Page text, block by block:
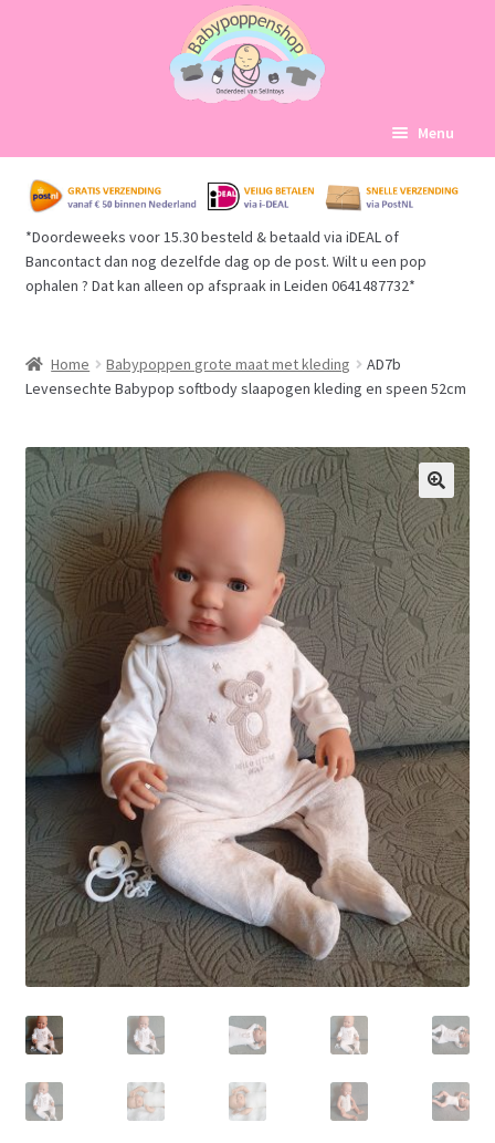
naar
navigatie
de
inhoud
Menu
Home
Babypoppen Afdelingen
Mijn account
Afrekenen
*Doordeweeks voor 15.30 besteld & betaald via iDEAL of
Bancontact dan nog dezelfde dag op de post. Wilt u een pop
ophalen ? Dat kan alleen op afspraak in Leiden 0641487732*
Home Babypoppen grote maat met kleding
AD7b
Levensechte Babypop softbody slaapogen kleding en speen 52cm